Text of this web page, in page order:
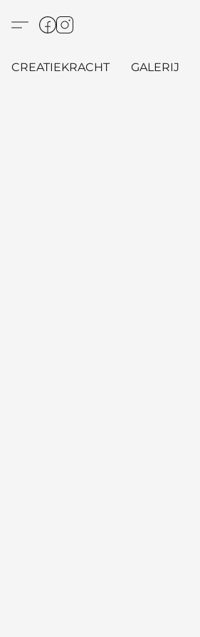
CREATIEKRACHT GALERIJ